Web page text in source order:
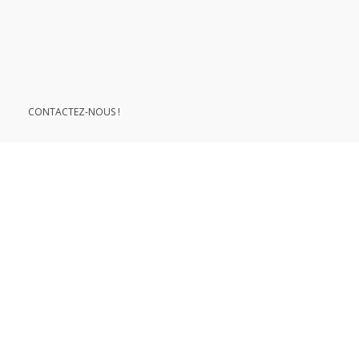
CONTACTEZ-NOUS !